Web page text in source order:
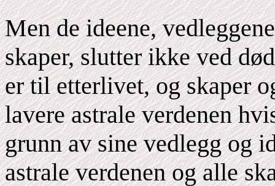
Men de ideene,
skaper, slutter ikke ved
er til etterlivet, og skaper
lavere astrale verdenen
grunn av sine vedlegg og
astrale verdenen og alle